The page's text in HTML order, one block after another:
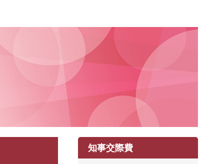
知事交際費